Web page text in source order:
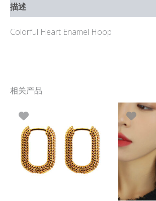
描述
Colorful Heart Enamel Hoop
相关产品